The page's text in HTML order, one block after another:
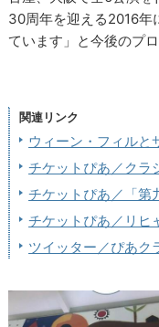
30周年を迎える2016年
ています」と今後のプ
関連リンク
ウィーン・フィルと
チケットぴあ／クラ
チケットぴあ／「第
チケットぴあ／リヒ
ツイッター／ぴあク